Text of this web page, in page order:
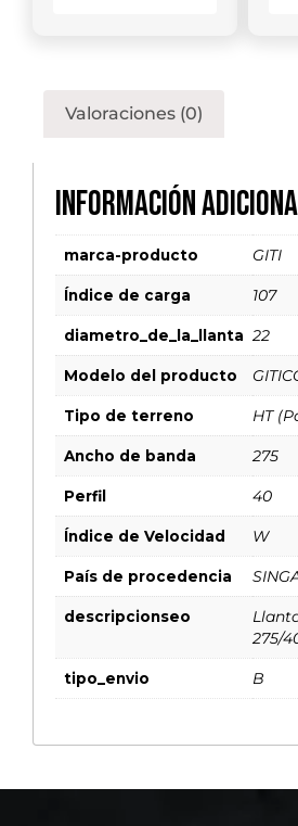
Valoraciones (0)
Información
marca-producto GITI
Índice de carga 107
diametro_de_la_llanta 22
Modelo del producto
Tipo de terreno HT
Ancho de banda 275
Perfil 40
Índice de Velocidad W
País de procedencia
descripcionseo
275/
tipo_envio B